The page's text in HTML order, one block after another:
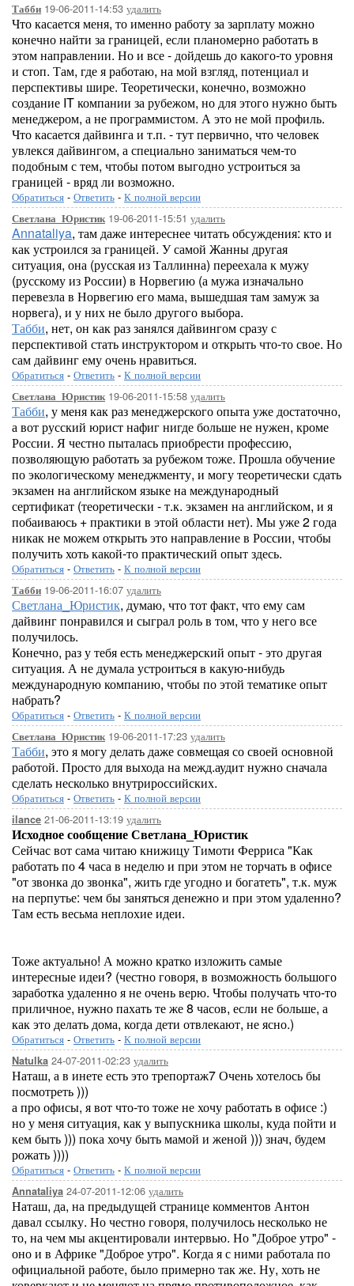
Табби 19-06-2011-14:53 удалить
Что касается меня, то именно работу за зарплату можно
конечно найти за границей, если планомерно работать в
этом направлении. Но и все - дойдешь до какого-то уровня
и стоп. Там, где я работаю, на мой взгляд, потенциал и
перспективы шире. Теоретически, конечно, возможно
создание IT компании за рубежом, но для этого нужно быть
менеджером, а не программистом. А это не мой профиль.
Что касается дайвинга и т.п. - тут первично, что человек
увлекся дайвингом, а специально заниматься чем-то
подобным с тем, чтобы потом выгодно устроиться за
границей - вряд ли возможно.
Обратиться - Ответить - К полной версии
Светлана_Юристик19-06-2011-15:51 удалить
Annataliya, там даже интереснее читать обсуждения: кто и
как устроился за границей. У самой Жанны другая
ситуация, она (русская из Таллинна) переехала к мужу
(русскому из России) в Норвегию (а мужа изначально
перевезла в Норвегию его мама, вышедшая там замуж за
норвега), и у них не было другого выбора.
Табби, нет, он как раз занялся дайвингом сразу с
перспективой стать инструктором и открыть что-то свое. Но
сам дайвинг ему очень нравиться.
Обратиться - Ответить - К полной версии
Светлана_Юристик19-06-2011-15:58 удалить
Табби, у меня как раз менеджерского опыта уже достаточно,
а вот русский юрист нафиг нигде больше не нужен, кроме
России. Я честно пыталась приобрести профессию,
позволяющую работать за рубежом тоже. Прошла обучение
по экологическому менеджменту, и могу теоретически сдать
экзамен на английском языке на международный
сертификат (теоретически - т.к. экзамен на английском, и я
побаиваюсь + практики в этой области нет). Мы уже 2 года
никак не можем открыть это направление в России, чтобы
получить хоть какой-то практический опыт здесь.
Обратиться - Ответить - К полной версии
Табби 19-06-2011-16:07 удалить
Светлана_Юристик, думаю, что тот факт, что ему сам
дайвинг понравился и сыграл роль в том, что у него все
получилось.
Конечно, раз у тебя есть менеджерский опыт - это другая
ситуация. А не думала устроиться в какую-нибудь
международную компанию, чтобы по этой тематике опыт
набрать?
Обратиться - Ответить - К полной версии
Светлана_Юристик19-06-2011-17:23 удалить
Табби, это я могу делать даже совмещая со своей основной
работой. Просто для выхода на межд.аудит нужно сначала
сделать несколько внутрироссийских.
Обратиться - Ответить - К полной версии
ilance 21-06-2011-13:19 удалить
Исходное сообщение Светлана_Юристик
Сейчас вот сама читаю книжицу Тимоти Ферриса "Как
работать по 4 часа в неделю и при этом не торчать в офисе
"от звонка до звонка", жить где угодно и богатеть", т.к. муж
на перпутье: чем бы заняться денежно и при этом удаленно?
Там есть весьма неплохие идеи.
Тоже актуально! А можно кратко изложить самые
интересные идеи? (честно говоря, в возможность большого
заработка удаленно я не очень верю. Чтобы получать что-то
приличное, нужно пахать те же 8 часов, если не больше, а
как это делать дома, когда дети отвлекают, не ясно.)
Обратиться - Ответить - К полной версии
Natulka 24-07-2011-02:23 удалить
Наташ, а в инете есть это трепортаж7 Очень хотелось бы
посмотреть )))
а про офисы, я вот что-то тоже не хочу работать в офисе :)
но у меня ситуация, как у выпускника школы, куда пойти и
кем быть ))) пока хочу быть мамой и женой ))) знач, будем
рожать ))))
Обратиться - Ответить - К полной версии
Annataliya 24-07-2011-12:06 удалить
Наташ, да, на предыдущей странице комментов Антон
давал ссылку. Но честно говоря, получилось несколько не
то, на чем мы акцентировали интервью. Но "Доброе утро" -
оно и в Африке "Доброе утро". Когда я с ними работала по
официальной работе, было примерно так же. Ну, хоть не